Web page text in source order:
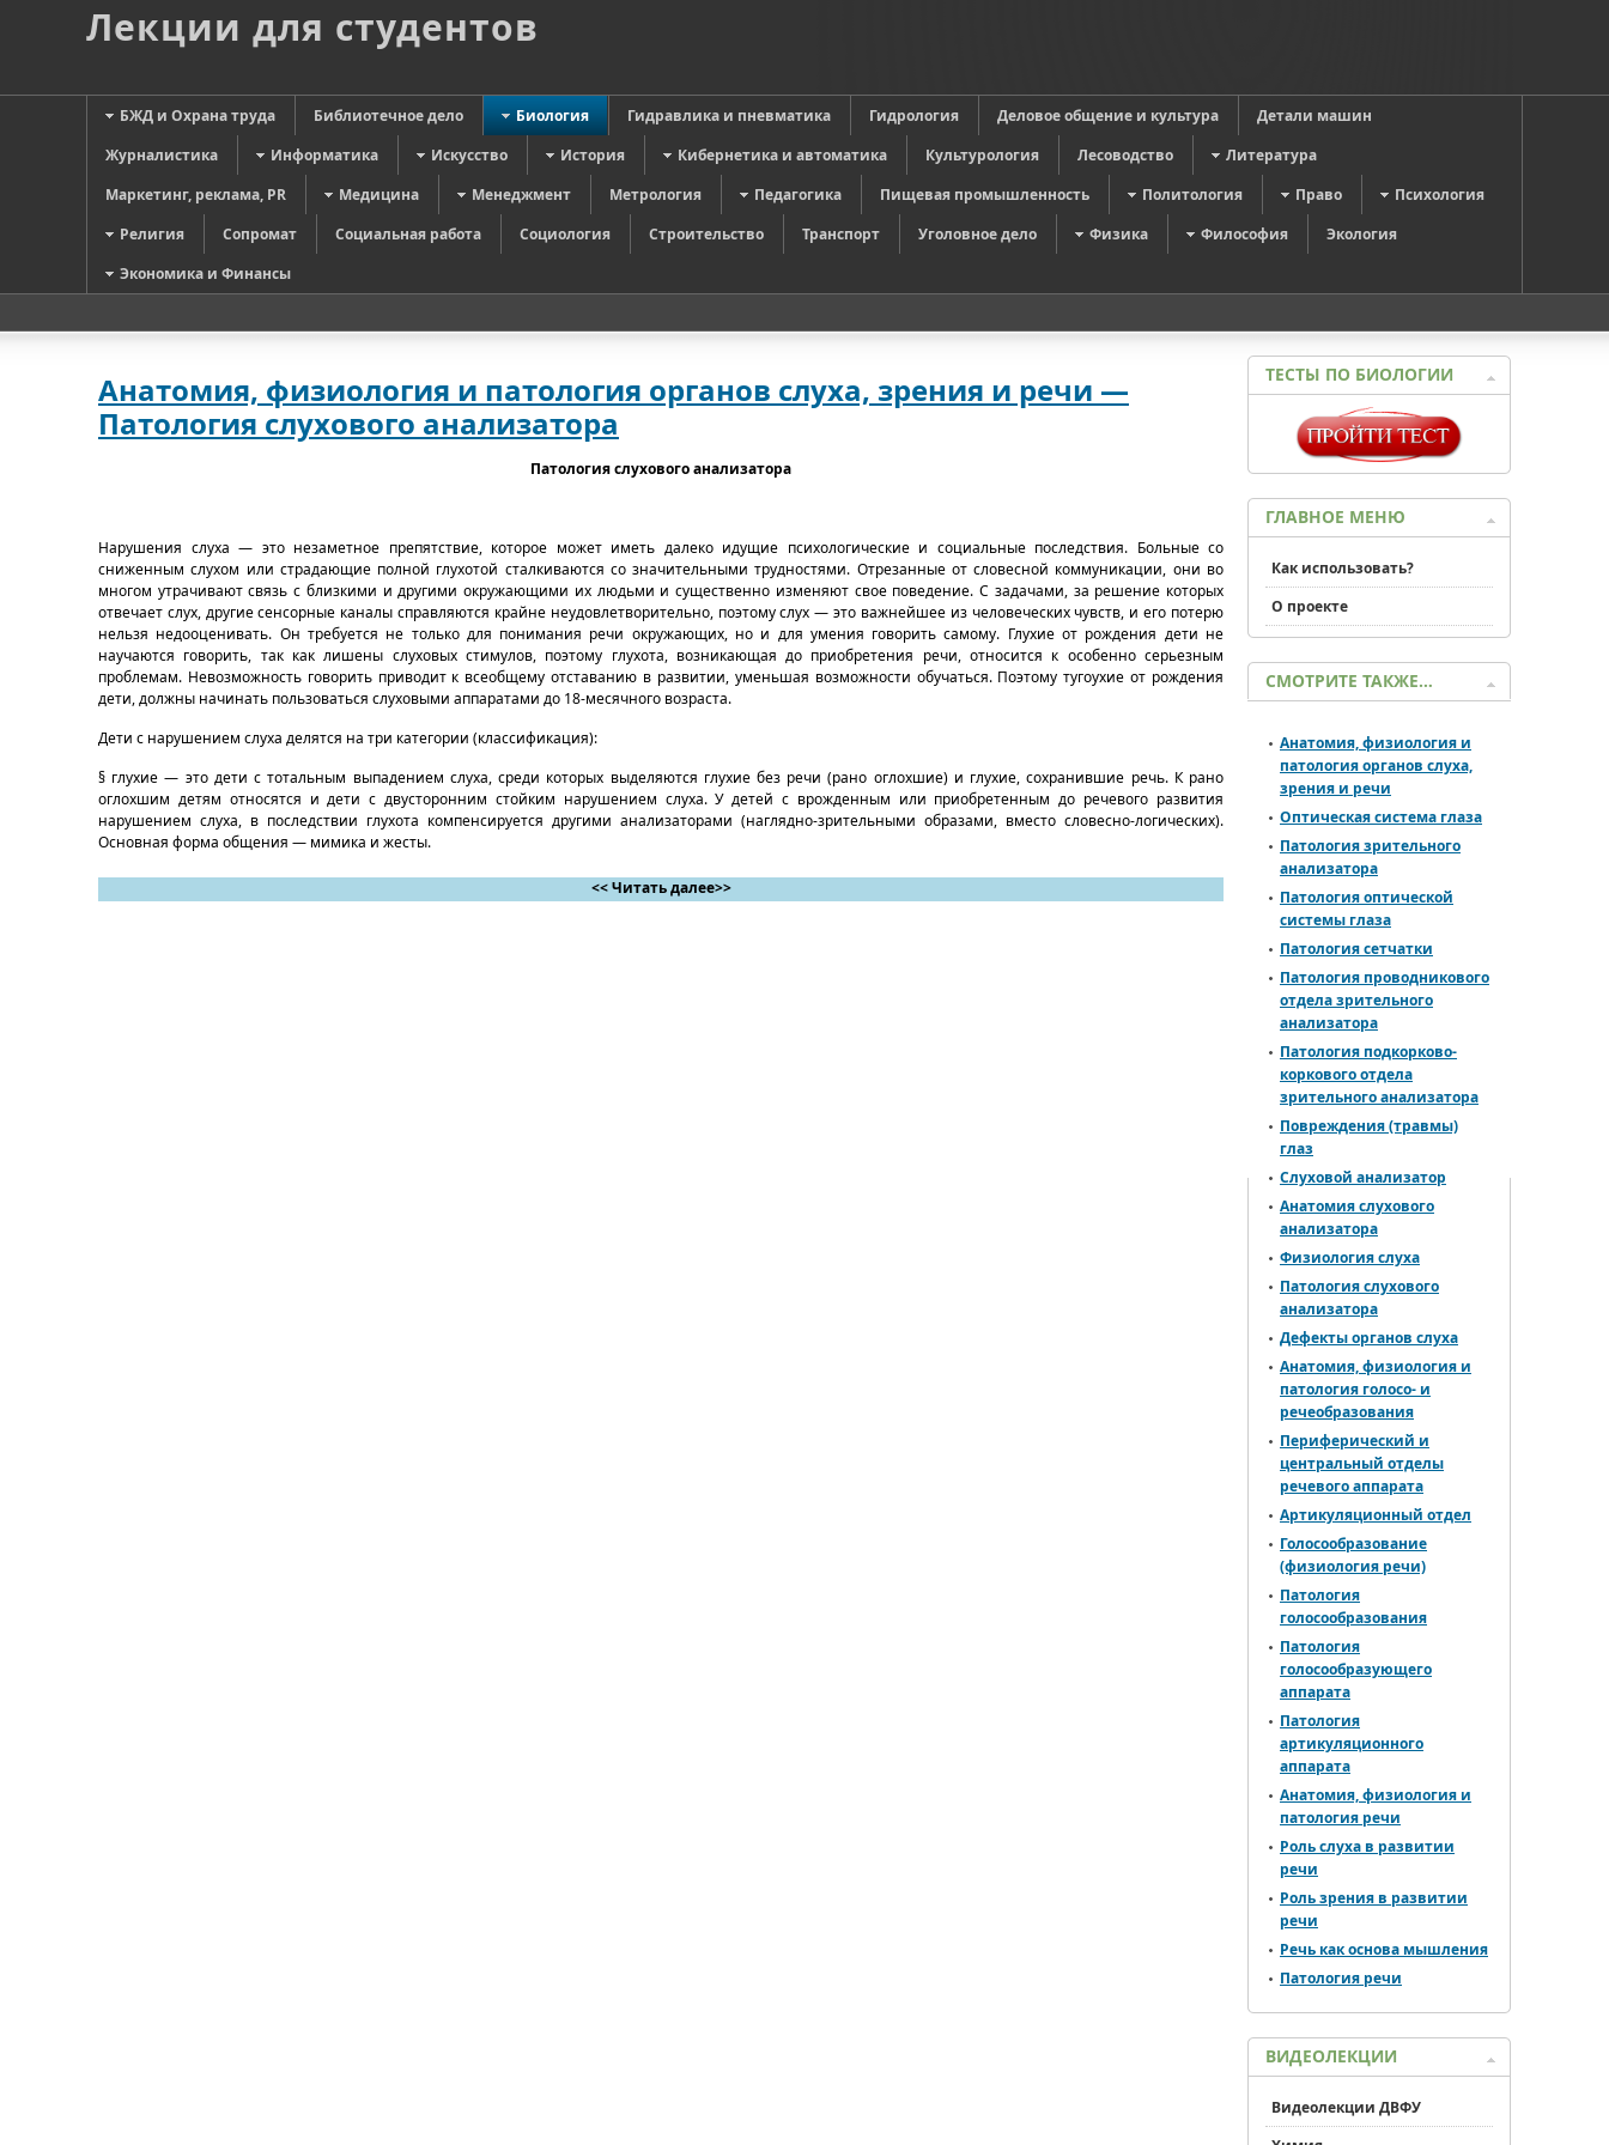
Лекции для студентов
БЖД и Охрана труда Библиотечное дело Биология Гидравлика и пневматика Гидрология Деловое общение и культура
Детали машин
Журналистика
Информатика Искусство История Кибернетика и автоматика Культурология Лесоводство
Литература
Маркетинг, реклама, PR
Медицина Менеджмент Метрология Педагогика Пищевая промышленность Политология Право
Психология
Религия
Сопромат Социальная работа Социология Строительство Транспорт Уголовное дело Физика Философия
Экология
Экономика и Финансы
Анатомия, физиология и патология органов слуха, зрения и речи —
Патология слухового анализатора
Патология слухового анализатора
Нарушения слуха — это незаметное препятствие, которое может иметь далеко идущие психологические и социальные последствия. Больные со
сниженным слухом или страдающие полной глухотой сталкиваются со значительными трудностями. Отрезанные от словесной коммуникации, они во
многом утрачивают связь с близкими и другими окружающими их людьми и существенно изменяют свое поведение. С задачами, за решение которых
отвечает слух, другие сенсорные каналы справляются крайне неудовлетворительно, поэтому слух — это важнейшее из человеческих чувств, и его потерю
нельзя недооценивать. Он требуется не только для понимания речи окружающих, но и для умения говорить самому. Глухие от рождения дети не
научаются говорить, так как лишены слуховых стимулов, поэтому глухота, возникающая до приобретения речи, относится к особенно серьезным
проблемам. Невозможность говорить приводит к всеобщему отставанию в развитии, уменьшая возможности обучаться. Поэтому тугоухие от рождения
дети, должны начинать пользоваться слуховыми аппаратами до 18-месячного возраста.
Дети с нарушением слуха делятся на три категории (классификация):
§ глухие — это дети с тотальным выпадением слуха, среди которых выделяются глухие без речи (рано оглохшие) и глухие, сохранившие речь. К рано
оглохшим детям относятся и дети с двусторонним стойким нарушением слуха. У детей с врожденным или приобретенным до речевого развития
нарушением слуха, в последствии глухота компенсируется другими анализаторами (наглядно-зрительными образами, вместо словесно-логических).
Основная форма общения — мимика и жесты.
<< Читать далее>>
ТЕСТЫ ПО БИОЛОГИИ
ГЛАВНОЕ МЕНЮ
Как использовать?
О проекте
СМОТРИТЕ ТАКЖЕ…
Анатомия, физиология и
патология органов слуха,
зрения и речи
Оптическая система глаза
Патология зрительного
анализатора
Патология оптической
системы глаза
Патология сетчатки
Патология проводникового
отдела зрительного
анализатора
Патология подкорково-
коркового отдела
зрительного анализатора
Повреждения (травмы)
глаз
Слуховой анализатор
Анатомия слухового
анализатора
Физиология слуха
Патология слухового
анализатора
Дефекты органов слуха
Анатомия, физиология и
патология голосо- и
речеобразования
Периферический и
центральный отделы
речевого аппарата
Артикуляционный отдел
Голосообразование
(физиология речи)
Патология
голосообразования
Патология
голосообразующего
аппарата
Патология
артикуляционного
аппарата
Анатомия, физиология и
патология речи
Роль слуха в развитии
речи
Роль зрения в развитии
речи
Речь как основа мышления
Патология речи
ВИДЕОЛЕКЦИИ
Видеолекции ДВФУ